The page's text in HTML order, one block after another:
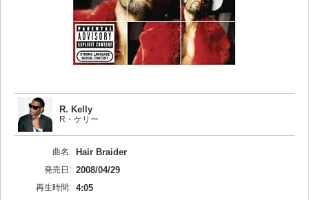
R. Kelly
R・ケリー
曲名: Hair Braider
発売日: 2008/04/29
再生時間: 4:05